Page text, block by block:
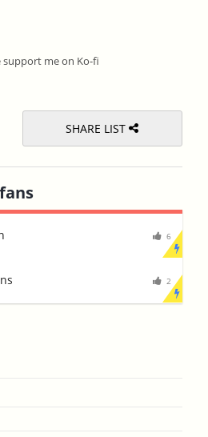
support me on Ko-fi
SHARE LIST
6
2